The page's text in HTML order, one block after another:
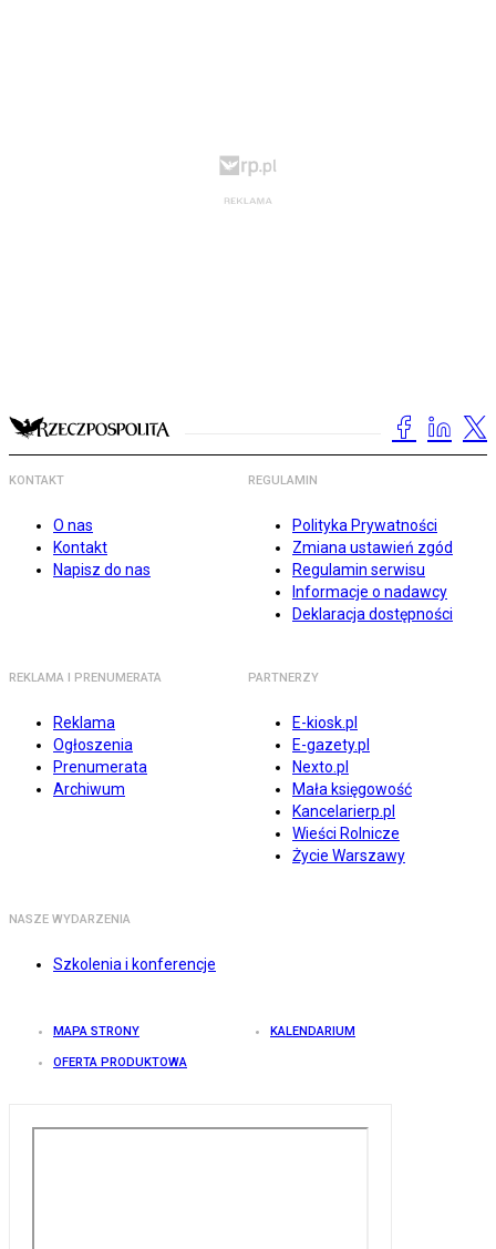
KONTAKT
O nas
Kontakt
Napisz do nas
REGULAMIN
Polityka Prywatności
Zmiana ustawień zgód
Regulamin serwisu
Informacje o nadawcy
Deklaracja dostępności
REKLAMA I PRENUMERATA
Reklama
Ogłoszenia
Prenumerata
Archiwum
PARTNERZY
E-kiosk.pl
E-gazety.pl
Nexto.pl
Mała księgowość
Kancelarierp.pl
Wieści Rolnicze
Życie Warszawy
NASZE WYDARZENIA
Szkolenia i konferencje
MAPA STRONY KALENDARIUM
OFERTA PRODUKTOWA